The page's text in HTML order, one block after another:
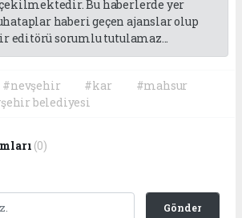
Bu haberlerde yer
haberi geçen ajanslar olup
editörü sorumlu tutulamaz...
#nevşehir #kar
#mahsur
belediyesi
(0)
Gönder